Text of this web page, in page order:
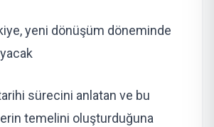
yeni dönüşüm döneminde
sürecini anlatan ve bu
temelini oluşturduğuna